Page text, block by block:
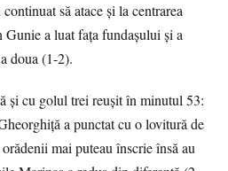
să atace și la centrarea
a luat fața fundașului și a
doua (1-2).
și cu golul trei reușit în minutul 53:
a punctat cu o lovitură de
mai puteau înscrie însă au